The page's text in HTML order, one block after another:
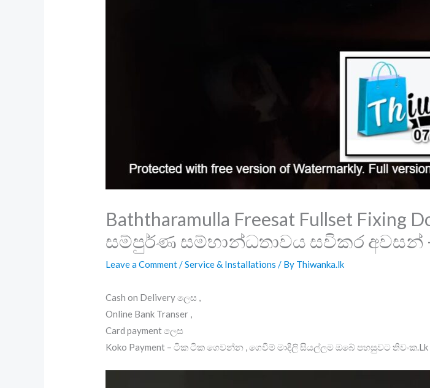
Baththaramulla Freesat Fullset
සම්පුර්ණ සම්භාන්ධතාවය සවිකර අවසන් –
Leave a Comment/Service & Installations / By Thiwanka.lk
Cash on Delivery ලෙස ,
Online Bank Transer ,
Card payment ලෙස
Koko Payment – ටික ටික ගෙවන්න , ගෙවීම් මාදිලි සියල්ලම ඔබේ පහසුවට තිවංක.Lk